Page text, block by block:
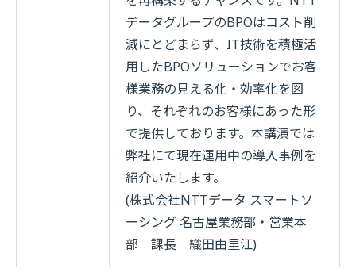
データグループのBPOはコスト削
減にとどまらず、IT技術を積極活
用したBPOソリューションでお客
様業務の見える化・効率化を図
り、それぞれのお客様にあった形
で提供しております。本講演では
弊社にて現在運用中の導入事例を
紹介いたします。
(株式会社NTTデータ スマートソ
ーシング 名古屋業務部・営業本
部 課長 織田由里江)